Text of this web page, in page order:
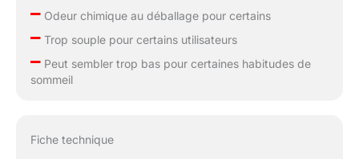
–Odeur chimique au déballage pour certains
–Trop souple pour certains utilisateurs
–Peut sembler trop bas pour certaines habitudes de
sommeil
Fiche technique